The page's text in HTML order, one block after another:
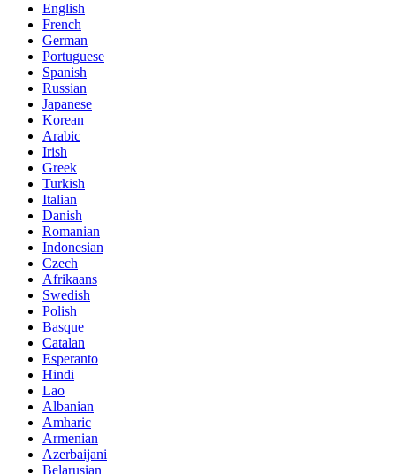
English
French
German
Portuguese
Spanish
Russian
Japanese
Korean
Arabic
Irish
Greek
Turkish
Italian
Danish
Romanian
Indonesian
Czech
Afrikaans
Swedish
Polish
Basque
Catalan
Esperanto
Hindi
Lao
Albanian
Amharic
Armenian
Azerbaijani
Belarusian